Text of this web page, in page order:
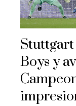
Boys y